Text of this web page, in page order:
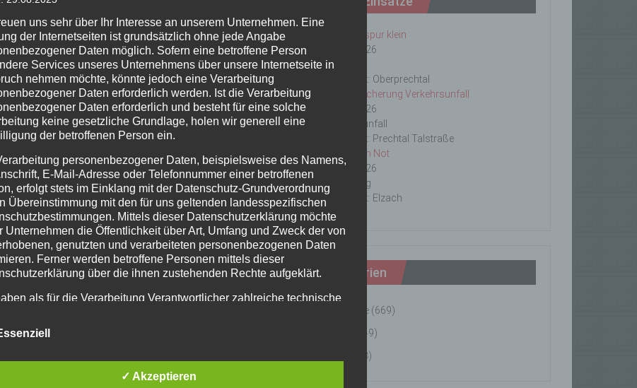
ABC-1, Ölspur klein
23/06/2026
Ölspur
Einsatzort: Oberprechtal
TH 2 Absicherung Verkehrsunfall
20/06/2026
Verkehrsunfall
Einsatzort: Prechtal Talstraße
TH1 Tier in Not
18/06/2026
Tierrettung
Einsatzort: Elzach
Kategorien
Einsätze (669)
(49)
(8)
uns sehr über Ihr Interesse an unserem Unternehmen. Eine
der Internetseiten ist grundsätzlich ohne jede Angabe
Daten möglich. Sofern eine betroffene Person
Services unseres Unternehmens über unsere Internetseite in
nehmen möchte, könnte jedoch eine Verarbeitung
Daten erforderlich werden. Ist die Verarbeitung
Daten erforderlich und besteht für eine solche
keine gesetzliche Grundlage, holen wir generell eine
der betroffenen Person ein.
personenbezogener Daten, beispielsweise des Namens,
E-Mail-Adresse oder Telefonnummer einer betroffenen
erfolgt stets im Einklang mit der Datenschutz-Grundverordnung
Übereinstimmung mit den für uns geltenden landesspezifischen
Mittels dieser Datenschutzerklärung möchte
Unternehmen die Öffentlichkeit über Art, Umfang und Zweck der von
genutzten und verarbeiteten personenbezogenen Daten
Ferner werden betroffene Personen mittels dieser
über die ihnen zustehenden Rechte aufgeklärt.
als für die Verarbeitung Verantwortlicher zahlreiche technische
Schutz der über diese Internetseite verarbeiteten
Daten sicherzustellen. Dennoch können
Grund steht es jeder betroffenen Person frei,
✓ Akzeptieren